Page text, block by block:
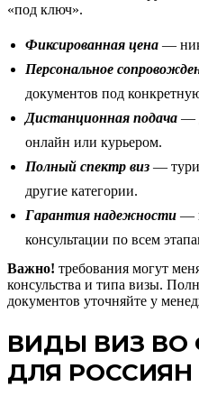
«под ключ».
Фиксированная цена —
Персональное
документов под
Дистанционная подача —
онлайн или курьером.
Полный спектр виз —
другие категории.
Гарантия надежности —
консультации по всем
Важно! требования могут
консульства и типа визы.
документов уточняйте у
ВИДЫ ВИЗ
ДЛЯ РОССИЯН